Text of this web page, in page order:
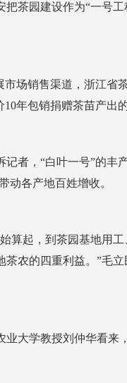
园建设作为“一号工
销售渠道，浙江省
年包销捐赠茶苗产出
，“白叶一号”的丰产
动各产地百姓增收。
起，到茶园基地用工
茶农的四重利益。”毛
学教授刘仲华看来，